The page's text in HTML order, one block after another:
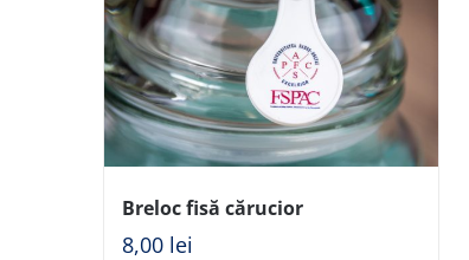
Breloc fisă cărucior
8,00 lei